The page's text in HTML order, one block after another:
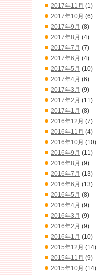
2017年11月 (1)
2017年10月 (6)
2017年9月 (8)
2017年8月 (4)
2017年7月 (7)
2017年6月 (4)
2017年5月 (10)
2017年4月 (6)
2017年3月 (9)
2017年2月 (11)
2017年1月 (8)
2016年12月 (7)
2016年11月 (4)
2016年10月 (10)
2016年9月 (11)
2016年8月 (9)
2016年7月 (13)
2016年6月 (13)
2016年5月 (8)
2016年4月 (9)
2016年3月 (9)
2016年2月 (9)
2016年1月 (10)
2015年12月 (14)
2015年11月 (9)
2015年10月 (14)